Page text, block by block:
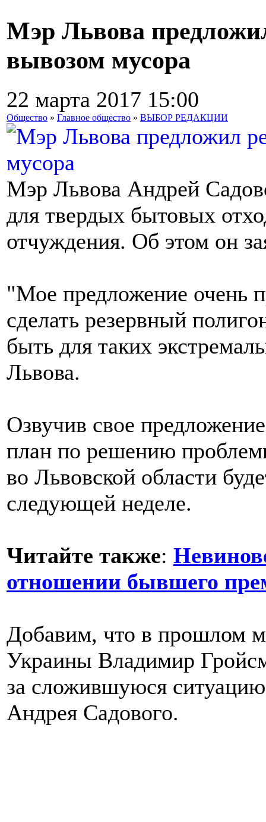
Мэр Львова
вывозом мусора
22 марта 2017 15:00
Общество » Главное общество » ВЫБОР РЕДАКЦИИ
Мэр Львова Андрей
для твердых бытовых
отчуждения. Об этом он
"Мое предложение очень
сделать резервный
быть для таких
Львова.
Озвучив свое
план по решению
во Львовской области
следующей неделе.
Читайте также:
отношении бывшего
Добавим, что в прошлом
Украины Владимир
за сложившуюся
Андрея Садового.